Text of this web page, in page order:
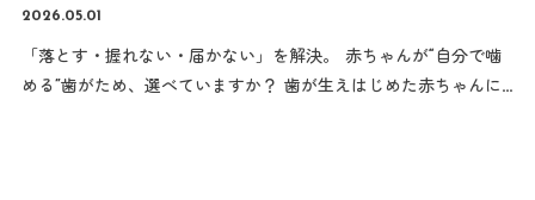
2026.05.01
「落とす・握れない・届かない」を解決。 赤ちゃんが“自分で噛
める”歯がため、選べていますか？ 歯が生えはじめた赤ちゃんに